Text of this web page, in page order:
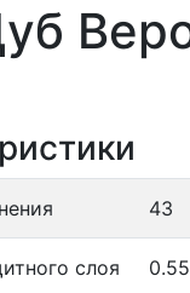
43
слоя